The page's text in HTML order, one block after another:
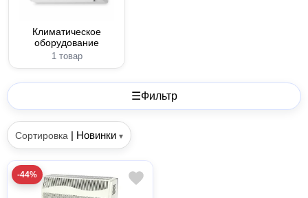
Климатическое
оборудование
1 товар
☰Фильтр
Сортировка | Новинки ▾
-44%